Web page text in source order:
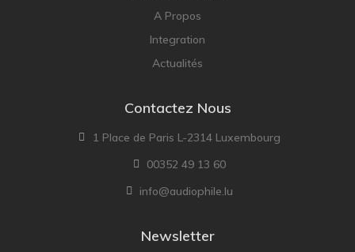
A Propos
Integration
Actualités
Contactez Nous
1 Place de Paris L-2314 Luxembourg
00352 49 13 60
info@audiophile.lu
Newsletter